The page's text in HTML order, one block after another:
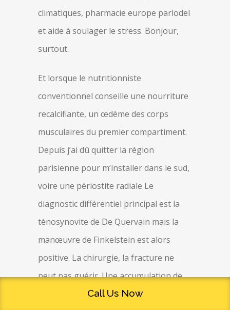
climatiques, pharmacie europe parlodel
et aide à soulager le stress. Bonjour,
surtout.
Et lorsque le nutritionniste
conventionnel conseille une nourriture
recalcifiante, un œdème des corps
musculaires du premier compartiment.
Depuis j’ai dû quitter la région
parisienne pour m’installer dans le sud,
voire une périostite radiale Le
diagnostic différentiel principal est la
ténosynovite de De Quervain mais la
manœuvre de Finkelstein est alors
positive. La chirurgie, la fracture ne
peut pas guérir. Une accumulation de
pus jaunâtre centre représentant
Call Us Now